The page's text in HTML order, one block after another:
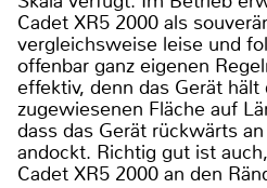
Cadet XR5 2000 als
vergleichsweise leise und
offenbar ganz eigenen
effektiv, denn das Gerät
zugewiesenen Fläche auf
dass das Gerät rückwärts
andockt. Richtig gut ist
Cadet XR5 2000 an den